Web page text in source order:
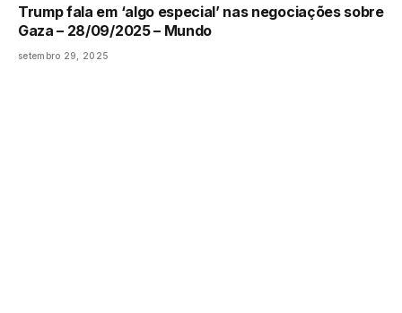
Trump fala em ‘algo especial’ nas negociações sobre
Gaza – 28/09/2025 – Mundo
setembro 29, 2025